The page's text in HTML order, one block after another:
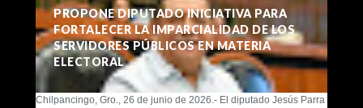
PROPONE DIPUTADO INICIATIVA PARA
FORTALECER LA IMPARCIALIDAD DE LOS
SERVIDORES PÚBLICOS EN MATERIA
ELECTORAL
Chilpancingo, Gro., 26 de junio de 2026.- El diputado Jesús Parra